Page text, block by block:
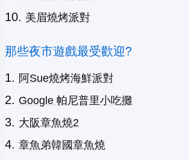
美眉燒烤派對
那些夜市遊戲最受歡迎?
阿Sue燒烤海鮮派對
Google 帕尼普里小吃攤
大阪章魚燒2
章魚弟韓國章魚燒